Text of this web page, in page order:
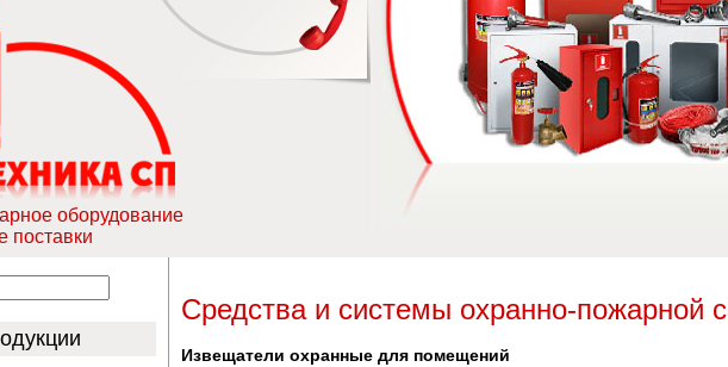
оборудование
поставки
Средства и системы охранно-пожарной
Извещатели охранные для помещений